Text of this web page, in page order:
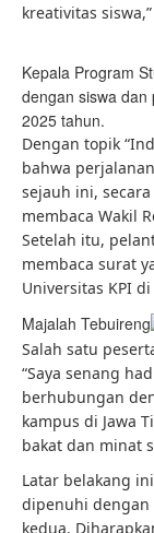
kreativitas
Kepala Program
dengan siswa dan
2025 tahun.
Dengan topik
bahwa
sejauh ini,
membaca Wakil
Setelah itu,
membaca surat
Universitas KPI di
Majalah Tebuireng
Salah satu
“Saya senang
berhubungan
kampus di Jawa
bakat dan minat
Latar belakang
dipenuhi dengan
kedua.